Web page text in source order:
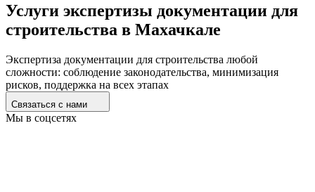
Услуги экспертизы документации для
строительства в Махачкале
Экспертиза документации для строительства любой
сложности: соблюдение законодательства, минимизация
рисков, поддержка на всех этапах
Связаться с нами
Мы в соцсетях